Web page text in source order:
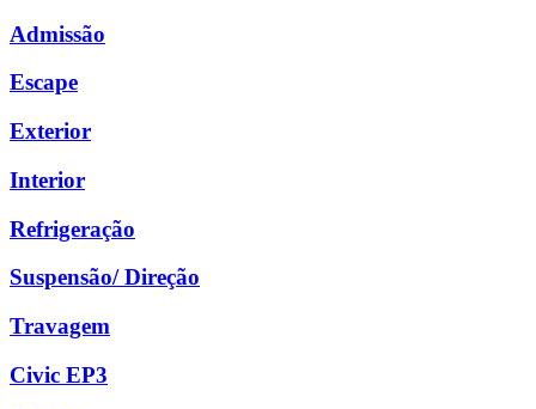
Admissão
Escape
Exterior
Interior
Refrigeração
Suspensão/ Direção
Travagem
Civic EP3